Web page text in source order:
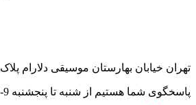
تهران خیابان بهارستان موسیقی دلارام پلاک 66
پاسخگوی شما هستیم از شنبه تا پنجشنبه 9-19